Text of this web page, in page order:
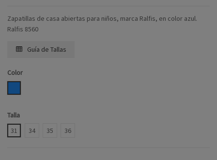
Zapatillas de casa abiertas para niños, marca Ralfis, en color azul.
Ralfis 8560
Guía de Tallas
Color
Talla
31
34 35 36